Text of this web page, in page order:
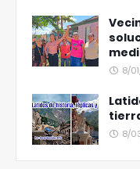
8/
8/